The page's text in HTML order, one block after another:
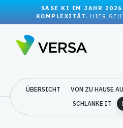
SASE KI IM JAHR
KOMPLEXITÄT. HIER
ÜBERSICHT VON ZU HAUSE
SCHLANKE IT